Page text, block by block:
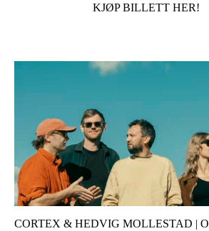
KJØP BILLETT HER!
CORTEX & HEDVIG MOLLESTAD |